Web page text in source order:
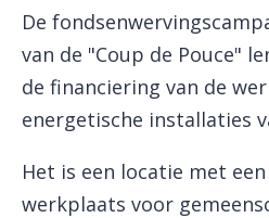
De
van de "Coup de Pouce"
de financiering van de
energetische installaties
Het is een locatie met
werkplaats voor